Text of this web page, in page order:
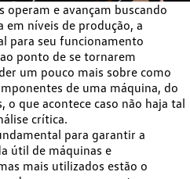
operam e avançam buscando
em níveis de produção, a
para seu funcionamento
ponto de se tornarem
um pouco mais sobre como
de uma máquina, do
que acontece caso não haja tal
crítica.
para garantir a
útil de máquinas e
mais utilizados estão o